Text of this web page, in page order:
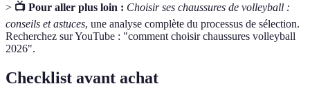
> 📺 Pour aller plus loin : Choisir ses chaussures de volleyball :
conseils et astuces, une analyse complète du processus de sélection.
Recherchez sur YouTube : "comment choisir chaussures volleyball
2026".
Checklist avant achat